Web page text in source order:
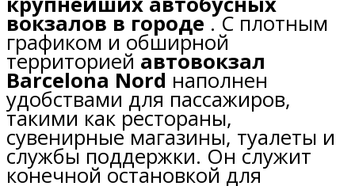
вокзалов в городе . С плотным
графиком и обширной
территорией автовокзал
Barcelona Nord наполнен
удобствами для пассажиров,
такими как рестораны,
сувенирные магазины, туалеты и
службы поддержки. Он служит
конечной остановкой для